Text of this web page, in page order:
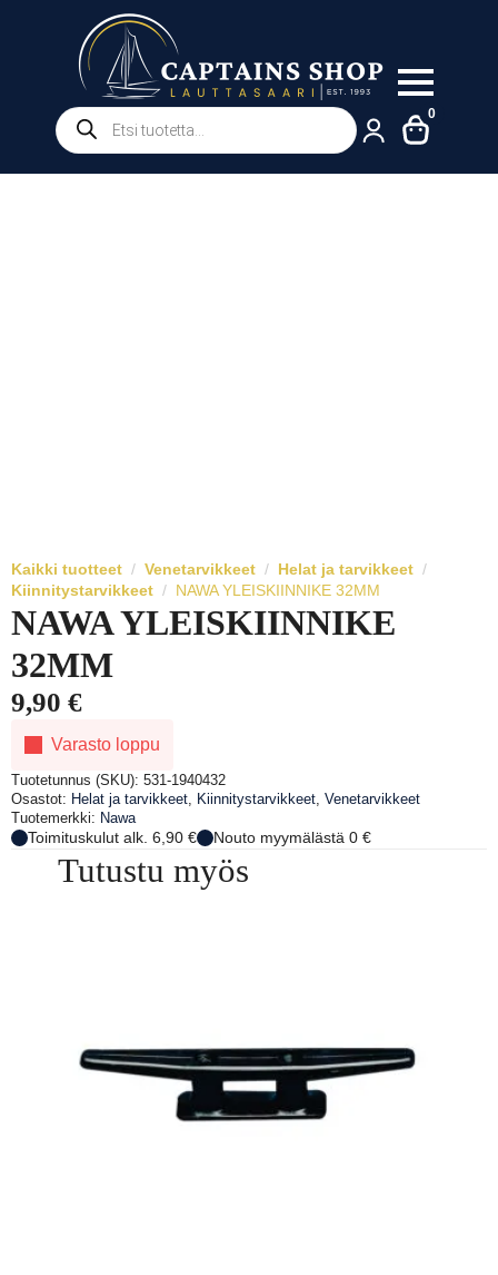
Products
search
0
Kaikki tuotteet Venetarvikkeet
Helat ja tarvikkeet
Kiinnitystarvikkeet
NAWA YLEISKIINNIKE 32MM
NAWA YLEISKIINNIKE
32MM
9,90 €
Varasto loppu
Tuotetunnus (SKU): 531-1940432
Osastot: Helat ja tarvikkeet Kiinnitystarvikkeet Venetarvikkeet
Tuotemerkki: Nawa
Toimituskulut alk. 6,90 € Nouto myymälästä 0 €
Tutustu myös